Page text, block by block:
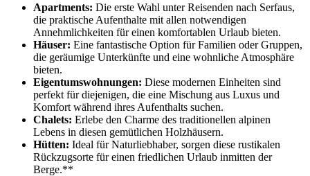
Apartments: Die erste Wahl unter Reisenden nach Serfaus,
die praktische Aufenthalte mit allen notwendigen
Annehmlichkeiten für einen komfortablen Urlaub bieten.
Häuser: Eine fantastische Option für Familien oder Gruppen,
die geräumige Unterkünfte und eine wohnliche Atmosphäre
bieten.
Eigentumswohnungen: Diese modernen Einheiten sind
perfekt für diejenigen, die eine Mischung aus Luxus und
Komfort während ihres Aufenthalts suchen.
Chalets: Erlebe den Charme des traditionellen alpinen
Lebens in diesen gemütlichen Holzhäusern.
Hütten: Ideal für Naturliebhaber, sorgen diese rustikalen
Rückzugsorte für einen friedlichen Urlaub inmitten der
Berge.**